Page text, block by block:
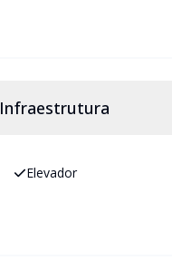
Infraestrutura
Elevador